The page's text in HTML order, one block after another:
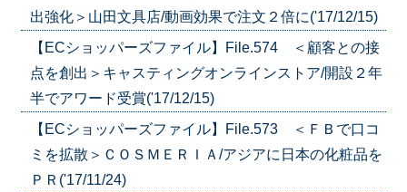
出強化＞山田文具店/動画効果で注文２倍に('17/12/15)
【ECショッパーズファイル】File.574 ＜顧客との接
点を創出＞キャスティングオンラインストア/開設２年
半でアワード受賞('17/12/15)
【ECショッパーズファイル】File.573 ＜ＦＢで口コ
ミを拡散＞ＣＯＳＭＥＲＩＡ/アジアに日本の化粧品を
ＰＲ('17/11/24)